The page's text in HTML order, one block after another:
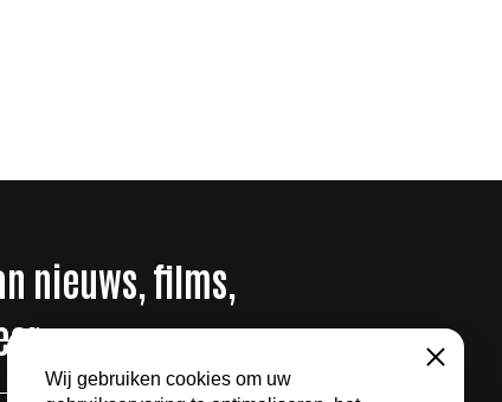
nieuws, films,
Wij gebruiken cookies om uw